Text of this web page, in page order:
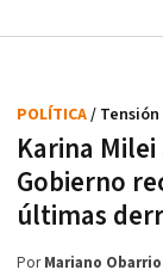
Karina
Gobierno
últimas
POLÍTICA/
PorMariano Obarrio